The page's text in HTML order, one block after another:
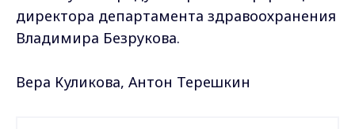
директора департамента здравоохранения
Владимира Безрукова.
Вера Куликова, Антон Терешкин